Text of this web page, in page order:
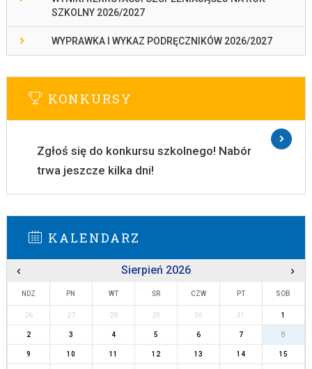
SZKOLNY 2026/2027
WYPRAWKA I WYKAZ PODRĘCZNIKÓW 2026/2027
KONKURSY
Zgłoś się do konkursu szkolnego! Nabór
trwa jeszcze kilka dni!
KALENDARZ
‹ Sierpień 2026 ›
NDZ PN WT ŚR CZW PT SOB
26 27 28 29 30 31 1
2 3 4 5 6 7 8
9 10 11 12 13 14 15